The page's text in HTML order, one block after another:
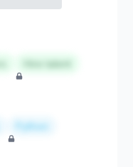
Hire talent
Python